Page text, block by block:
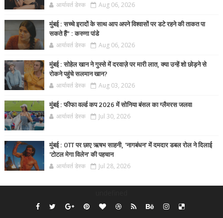
आर्यावर्त डेस्क Aug 06, 2026
मुंबई : सच्चे इरादों के साथ आप अपने विश्वासों पर डटे रहने की ताकत पा
सकते हैं” : करुणा पांडे
आर्यावर्त डेस्क Aug 06, 2026
मुंबई : सोहेल खान ने गुस्से में दरवाज़े पर मारी लात, क्या उन्हें शो छोड़ने से
रोकने पहुंचे सलमान खान?
आर्यावर्त डेस्क Aug 03, 2026
मुंबई : फीफा वर्ल्ड कप 2026 में सोनिया बंसल का ग्लैमरस जलवा
आर्यावर्त डेस्क Jul 30, 2026
मुंबई : OTT पर छाए ऋषभ साहनी, 'नागबंधन' में दमदार डबल रोल ने दिलाई
'टोटल मेगा विलेन' की पहचान
आर्यावर्त डेस्क Jul 28, 2026